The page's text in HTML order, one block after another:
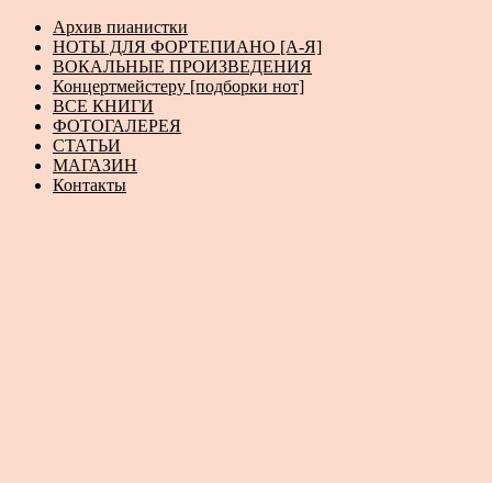
Архив пианистки
НОТЫ ДЛЯ ФОРТЕПИАНО [А-Я]
ВОКАЛЬНЫЕ ПРОИЗВЕДЕНИЯ
Концертмейстеру [подборки нот]
ВСЕ КНИГИ
ФОТОГАЛЕРЕЯ
СТАТЬИ
МАГАЗИН
Контакты